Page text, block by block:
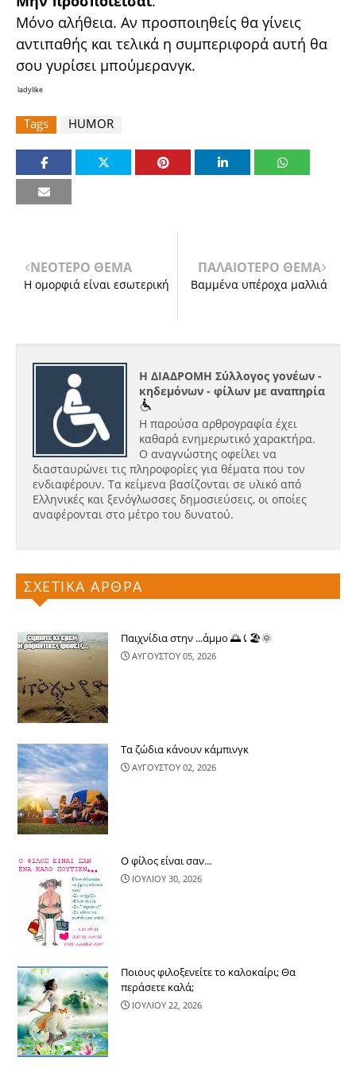
Μόνο αλήθεια. Αν προσποιηθείς θα γίνεις
αντιπαθής και τελικά η συμπεριφορά αυτή θα
σου γυρίσει μπούμερανγκ.
ladylike
Tags HUMOR
ΝΕΟΤΕΡΟ ΘΕΜΑ
Η ομορφιά είναι εσωτερική
ΠΑΛΑΙΟΤΕΡΟ ΘΕΜΑ
Βαμμένα υπέροχα μαλλιά
Η ΔΙΑΔΡΟΜΗ Σύλλογος γονέων -
κηδεμόνων - φίλων με αναπηρία
Η παρούσα αρθρογραφία έχει
καθαρά ενημερωτικό χαρακτήρα.
Ο αναγνώστης οφείλει να
διασταυρώνει τις πληροφορίες για θέματα που τον
ενδιαφέρουν. Τα κείμενα βασίζονται σε υλικό από
Ελληνικές και ξενόγλωσσες δημοσιεύσεις, οι οποίες
αναφέρονται στο μέτρο του δυνατού.
ΣΧΕΤΙΚΑ ΑΡΘΡΑ
Παιχνίδια στην ...άμμο 🌅⤹🏖🌞
ΑΥΓΟΥΣΤΟΥ 05, 2026
Τα ζώδια κάνουν κάμπινγκ
ΑΥΓΟΥΣΤΟΥ 02, 2026
Ο φίλος είναι σαν...
ΙΟΥΛΙΟΥ 30, 2026
Ποιους φιλοξενείτε το καλοκαίρι; Θα
περάσετε καλά;
ΙΟΥΛΙΟΥ 22, 2026